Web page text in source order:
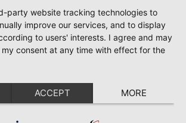
party website tracking technologies to
improve our services, and to display
to users' interests. I agree and may
consent at any time with effect for the
ACCEPT MORE